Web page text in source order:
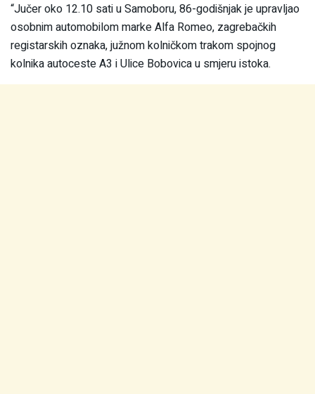
“Jučer oko 12.10 sati u Samoboru, 86-godišnjak je upravljao
osobnim automobilom marke Alfa Romeo, zagrebačkih
registarskih oznaka, južnom kolničkom trakom spojnog
kolnika autoceste A3 i Ulice Bobovica u smjeru istoka.